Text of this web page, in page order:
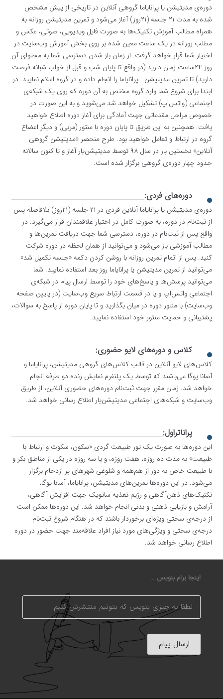
دوره‌ی مدیتیشن یا پرانایاما گروهی آنلاین در تاریخی از پیش مشخص
شده به مدت ۲۱ جلسه (۲۱روز) آغاز می‌شود و تمرین مدیتیشن روزانه به
همراه مطالب آموزش تکنیک‌ها به صورت فایل‌ ویدیویی، صوتی، عکس و
مطلب روزانه در یک ساعت معین شده بر روی بخش آموزش وب‌سایت در
اختیار شما قرار خواهد گرفت. از زمان باز شدن دسترسی شما به محتوای آن
روز ۲۴ساعت زمان دارید (در واقع تا پایان شب و قبل از خواب شبانه فرصت
دارید) تا تمرین مدیتیشن - پرانایاما را انجام داده و در گروه اعلام نمایید. در
ابتدا برای شروع شما وارد گروه مختص به آن دوره که روی یک شبکه‌ی
اجتماعی (واتس‌اپ) تشکیل خواهد شد می‌شوید و به این صورت در
خصوص مراحل مقدماتی جهت آمادگی برای آغاز دوره اطلاع خواهید
یافت. همچنین به این طریق تا پایان دوره با منتور (مربی) و دیگر اعضاع
گروه در ارتباط و تعامل خواهید بود. طرح منحصر «مدیتیشن گروهی
آنلاین» نخستین بار در سال ۹۸ توسط مدیتیشن‌یار آغاز و تا کنون سالانه
حدود چهار دوره‌ی گروهی برگزار شده است.
دوره‌های فردی:
دوره‌ی مدیتیشن یا پرانایاما آنلاین فردی در ۲۱ جلسه (۲۱روز) بلافاصله پس
از ثبت‌نام در دوره، به صورت کامل در اختیار علاقمندان قرار می‌گیرد. در
واقع پس از ثبت‌نام در دوره، دسترسی شما جهت دریافت تمرین‌ها و
مطالب آموزشی باز ‌می‌شود و می‌توانید از همان لحظه در دوره شرکت
کنید. پس از اتمام تمرین روزانه با روشن کردن دکمه «جلسه تکمیل شد»
می‌توانید از تمرین مدیتیشن یا پرانایاما روز بعد استفاده نمایید. شما
می‌توانید پرسش‌ها‌ و پاسخ‌های خود را توسط ارسال پیام در شبکه‌ی
اجتماعی واتس‌اپ و یا در قسمت ارتباط سریع وب‌سایت (در پایین صفحه
وب‌سایت) با منتور دوره در میان ‌بگذارید و تا پایان دوره از پاسخ به سوالات،
پشتیبانی و حمایت منتور خود استفاده نمایید.
کلاس‌ و دوره‌های لایو حضوری:
کلاس‌های لایو آنلاین در قالب کلاس‌های گروهی مدیتیشن، پرانایاما و
آسانا یوگا می‌باشند که توسط یک پلتفرم نمایش زنده دو طرفه انجام
خواهد شد. زمان مقرر جهت ثبت‌نام دوره‌های حضوری آنلاین، از طریق
وب‌سایت و شبکه‌های اجتماعی مدیتیشن‌یار اطلاع رسانی خواهد شد.
پراناتراول:
این دوره‌‌ها به صورت یک تور طبیعت گردی «سکون، سکوت و ارتباط با
طبیعت» به مدت ده روزه، هفت ر‌وزه، و یا سه روزه در یکی از مناطق بکر و
با طبیعت خاص به دور از هم‌همه و شلوغی شهر‌ها‌ی پر ازدحام برگزار
می‌شود. در این دوره‌ها تمرین‌های مدیتیشن، پرانایاما، آسانا یوگا،
تکنیک‌های ذهن‌آگاهی و رژیم تغذیه ساتویک جهت افزایش آگاهی،
آرامش و بازیابی ذهنی و بدنی انجام خواهد شد. این دوره‌ها ممکن است
از درجه‌ی سختی ویژه‌ای برخوردار باشند که در هنگام شروع ثبت‌نام
درجه‌ی سختی و ویژگی‌های مورد نیاز افراد علاقه‌مند جهت حضور در دوره
اطلاع رسانی خواهد شد.
اینجا برام بنویس …
ارسال پیام